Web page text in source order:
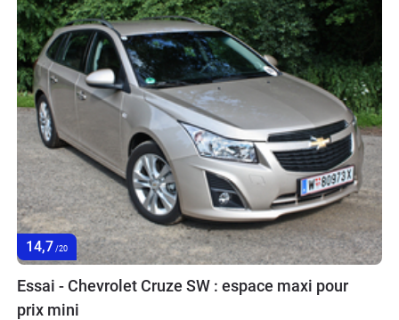
14,7 /20
Essai - Chevrolet Cruze SW : espace maxi pour
prix mini